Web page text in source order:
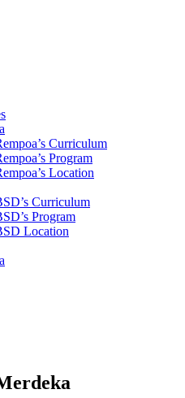
Curriculum
Program
Location
Curriculum
Program
Location